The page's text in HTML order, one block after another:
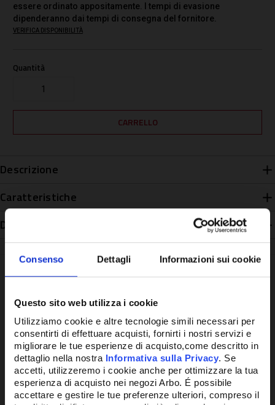
Consenso Dettagli Informazioni sui cookie
Questo sito web utilizza i cookie
Utilizziamo cookie e altre tecnologie simili necessari per
consentirti di effettuare acquisti, fornirti i nostri servizi e
migliorare le tue esperienze di acquisto,come descritto in
dettaglio nella nostra Informativa sulla Privacy. Se
accetti, utilizzeremo i cookie anche per ottimizzare la tua
esperienza di acquisto nei negozi Arbo. É possibile
accettare e gestire le tue preferenze ulteriori, compreso il
essere ordinato appositamente. I tempi di evasione
dipenderanno dai tempi di consegna del fornitore.
VERIFICA DISPONIBILITÀ
Quantità
Descrizione
Caratteristiche
Disponibilità
Potrebbe anche interessarti